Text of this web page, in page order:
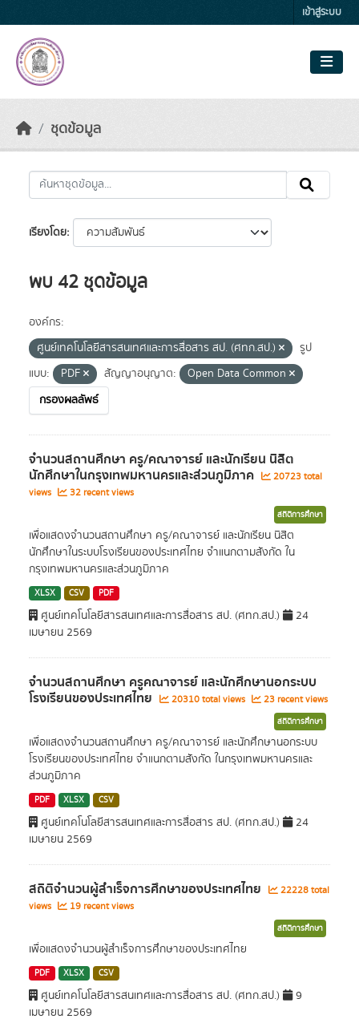
เข้าสู่ระบบ
ชุดข้อมูล
เรียงโดย
พบ 42 ชุดข้อมูล
องค์กร:
ศูนย์เทคโนโลยีสารสนเทศและการสื่อสาร สป. (ศทก.สป.)
รูป
แบบ:
PDF สัญญาอนุญาต:
Open Data Common
กรองผลลัพธ์
จำนวนสถานศึกษา ครู/คณาจารย์ และนักเรียน นิสิต
นักศึกษาในกรุงเทพมหานครและส่วนภูมิภาค
20723 total
views
32 recent views
สถิติการศึกษา
เพื่อแสดงจำนวนสถานศึกษา ครู/คณาจารย์ และนักเรียน นิสิต
นักศึกษาในระบบโรงเรียนของประเทศไทย จำแนกตามสังกัด ใน
กรุงเทพมหานครและส่วนภูมิภาค
XLSX CSV PDF
ศูนย์เทคโนโลยีสารสนเทศและการสื่อสาร สป. (ศทก.สป.)
24
เมษายน 2569
จำนวนสถานศึกษา ครูคณาจารย์ และนักศึกษานอกระบบ
โรงเรียนของประเทศไทย 20310 total views 23 recent views
สถิติการศึกษา
เพื่อแสดงจำนวนสถานศึกษา ครู/คณาจารย์ และนักศึกษานอกระบบ
โรงเรียนของประเทศไทย จำแนกตามสังกัด ในกรุงเทพมหานครและ
ส่วนภูมิภาค
PDF XLSX CSV
ศูนย์เทคโนโลยีสารสนเทศและการสื่อสาร สป. (ศทก.สป.)
24
เมษายน 2569
สถิติจำนวนผู้สำเร็จการศึกษาของประเทศไทย
22228 total
views
19 recent views
สถิติการศึกษา
เพื่อแสดงจำนวนผู้สำเร็จการศึกษาของประเทศไทย
PDF XLSX CSV
ศูนย์เทคโนโลยีสารสนเทศและการสื่อสาร สป. (ศทก.สป.)
9
เมษายน 2569